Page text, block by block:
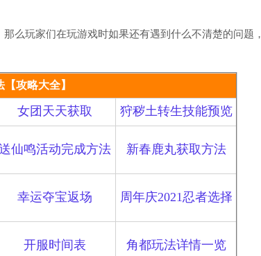
玩家们在玩游戏时如果还有遇到什么不清楚的问题，
攻略大全】
女团天天获取 狩秽土转生技能预览
仙鸣活动完成方法 新春鹿丸获取方法
幸运夺宝返场 周年庆2021忍者选择
开服时间表 角都玩法详情一览